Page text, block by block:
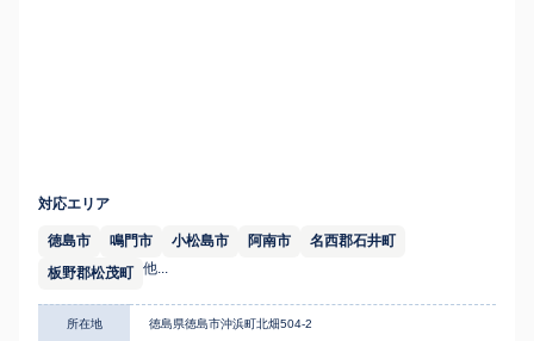
対応エリア
徳島市 鳴門市 小松島市 阿南市
名西郡石井町
板野郡松茂町 他...
所在地 徳島県徳島市沖浜町北畑504-2